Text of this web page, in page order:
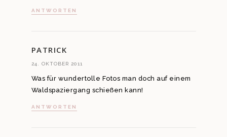
ANTWORTEN
PATRICK
24. OKTOBER 2011
Was für wundertolle Fotos man doch auf einem
Waldspaziergang schießen kann!
ANTWORTEN